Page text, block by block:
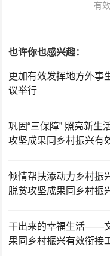
有
也许你也感兴趣：
更加有效发挥地方外事
议举行
巩固“三保障” 照亮新
攻坚成果同乡村振兴有
倾情帮扶添动力乡村
脱贫攻坚成果同乡村振
干出来的幸福生活——
果同乡村振兴有效衔接